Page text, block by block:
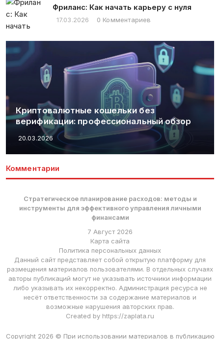
Фриланс: Как начать карьеру с нуля
17.03.2026 0 Комментариев
Криптовалютные кошельки без
верификации: профессиональный обзор
20.03.2026
Комментарии
Стратегическое планирование расходов: методы и
инструменты для эффективного управления личными
финансами
7 Август 2026
Карта сайта
Политика персональных данных
Данный сайт представляет собой открытую платформу для
размещения материалов пользователями. В отдельных случаях
авторы публикаций могут не указывать источники информации
либо указывать их некорректно. Администрация ресурса не
несёт ответственности за содержание материалов и
возможные нарушения авторских прав.
Created by https://zaplata.ru
Copyright 2026 © При использовании материалов в публикацию